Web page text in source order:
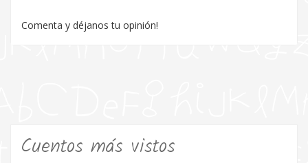
Comenta y déjanos tu opinión!
Cuentos más vistos